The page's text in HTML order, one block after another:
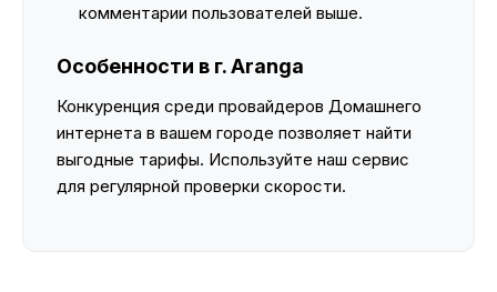
комментарии пользователей выше.
Особенности в г. Aranga
Конкуренция среди провайдеров Домашнего
интернета в вашем городе позволяет найти
выгодные тарифы. Используйте наш сервис
для регулярной проверки скорости.